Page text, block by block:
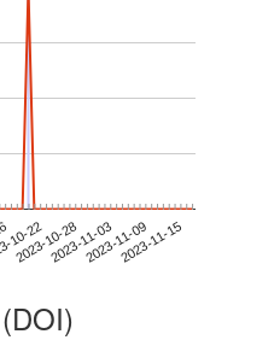
10-22
2023-10-282023-11-032023-11-092023-11-15